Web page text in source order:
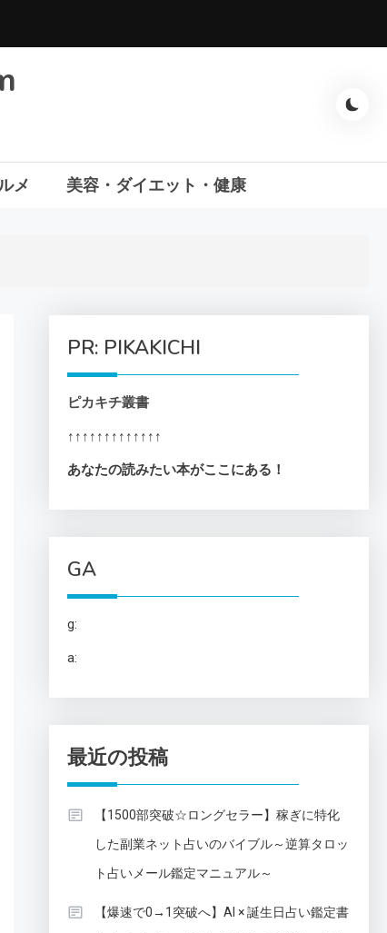
メ 美容・ダイエット・健康
PR: PIKAKICHI
ピカキチ叢書
↑↑↑↑↑↑↑↑↑↑↑↑↑
あなたの読みたい本がここにある！
GA
g:
a:
最近の投稿
【1500部突破☆ロングセラー】稼ぎに特化
した副業ネット占いのバイブル～逆算タロッ
ト占いメール鑑定マニュアル～
【爆速で0→1突破へ】AI × 誕生日占い鑑定書